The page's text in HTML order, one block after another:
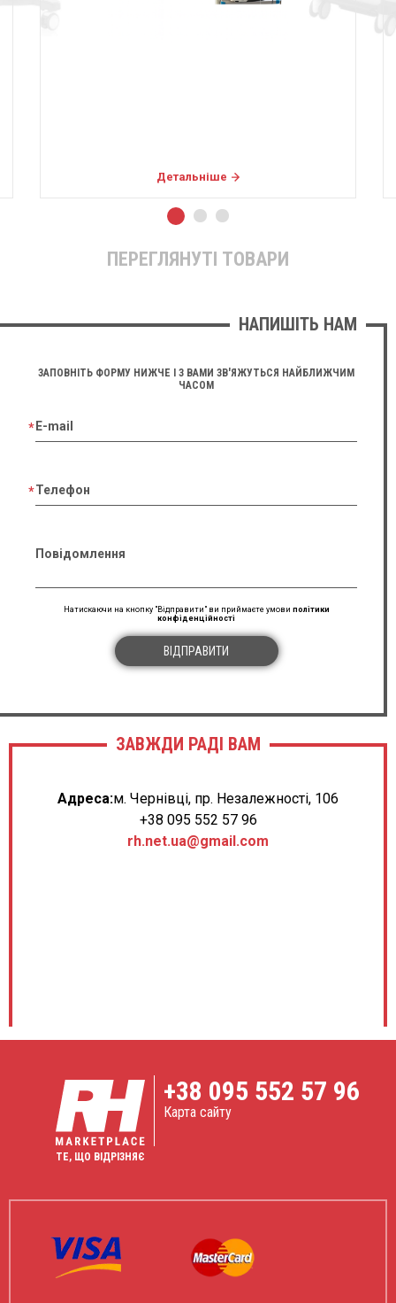
Детальніше
ПЕРЕГЛЯНУТІ ТОВАРИ
НАПИШІТЬ НАМ
ЗАПОВНІТЬ ФОРМУ НИЖЧЕ І З ВАМИ ЗВ'ЯЖУТЬСЯ НАЙБЛИЖЧИМ
ЧАСОМ
E-mail
Телефон
Повідомлення
Натискаючи на кнопку "Відправити" ви приймаєте умови політики
конфіденційності
ВІДПРАВИТИ
ЗАВЖДИ РАДІ ВАМ
Адреса:м. Чернівці, пр. Незалежності, 106
+38 095 552 57 96
rh.net.ua@gmail.com
ТЕ, ЩО ВІДРІЗНЯЄ
+38 095 552 57 96
Карта сайту